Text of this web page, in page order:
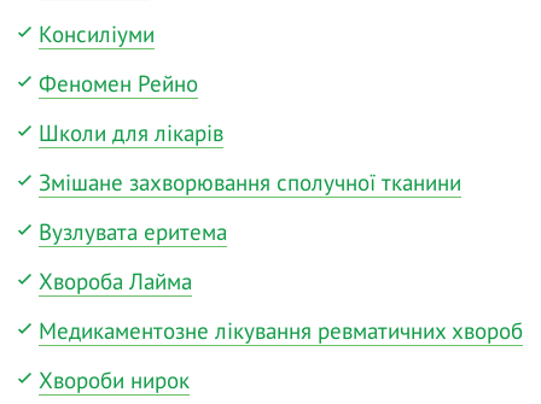
Консиліуми
Феномен Рейно
Школи для лікарів
Змішане захворювання сполучної тканини
Вузлувата еритема
Хвороба Лайма
Медикаментозне лікування ревматичних хвороб
Хвороби нирок